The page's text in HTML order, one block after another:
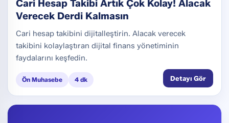
Cari Hesap Takibi Artık Çok Kolay! Alacak
Verecek Derdi Kalmasın
Cari hesap takibini dijitalleştirin. Alacak verecek
takibini kolaylaştıran dijital finans yönetiminin
faydalarını keşfedin.
Ön Muhasebe 4 dk Detayı Gör